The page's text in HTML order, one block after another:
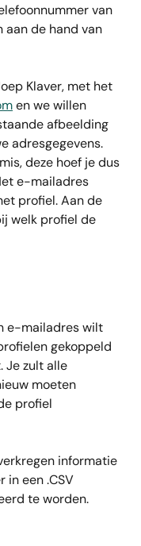
van
aan de hand van
Klaver, met het
en we willen
afbeelding
adresgegevens.
deze hoef je dus
e-mailadres
profiel. Aan de
welk profiel de
e-mailadres wilt
gekoppeld
Je zult alle
moeten
profiel
informatie
in een .CSV
te worden.